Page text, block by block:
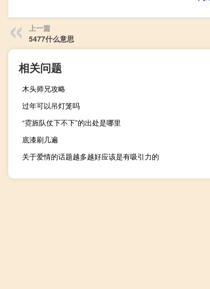
上一篇
5477什么意思
相关问题
木头师兄攻略
过年可以吊灯笼吗
“霓旌队仗下不下”的出处是哪里
底漆刷几遍
关于爱情的话题越多越好应该是有吸引力的